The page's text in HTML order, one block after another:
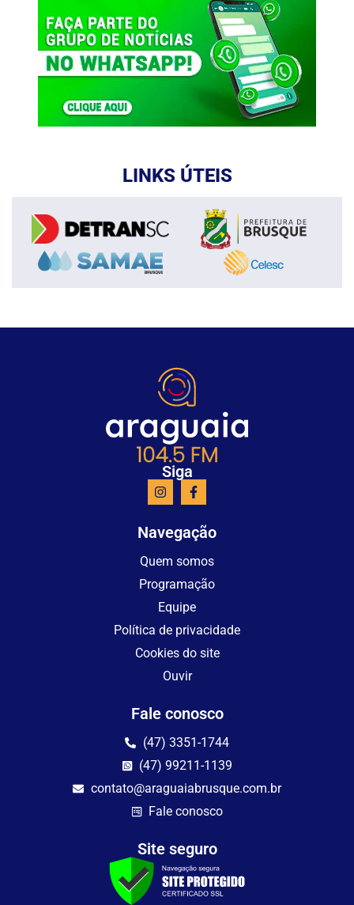
LINKS ÚTEIS
Siga
Navegação
Quem somos
Programação
Equipe
Política de privacidade
Cookies do site
Ouvir
Fale conosco
(47) 3351-1744
(47) 99211-1139
contato@araguaiabrusque.com.br
Fale conosco
Site seguro